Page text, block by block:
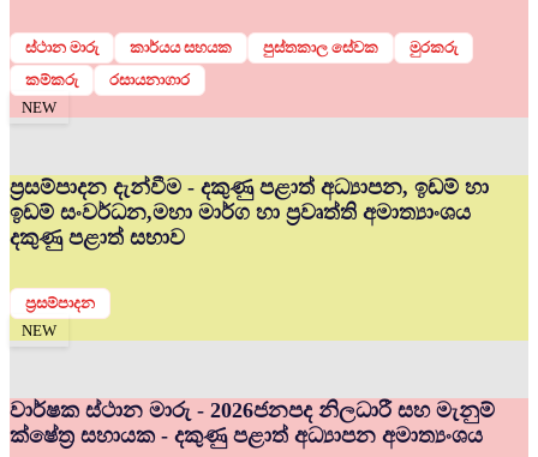
ස්ථාන මාරු කාර්යය සහයක පුස්තකාල සේවක
මුරකරු
කම්කරු
රසායනාගාර
NEW
ප්‍රසම්පාදන දැන්වීම - දකුණු පළාත් අධ්‍යාපන, ඉඩම් හා
ඉඩම් සංවර්ධන,මහා මාර්ග හා ප්‍රවෘත්ති අමාත්‍යාංශය
දකුණු පළාත් සභාව
ප්‍රසම්පාදන
NEW
වාර්ෂක ස්ථාන මාරු - 2026ජනපද නිලධාරී සහ මැනුම්
ක්ෂේත්‍ර සහායක - දකුණු පළාත් අධ්‍යාපන අමාත්‍යංශය